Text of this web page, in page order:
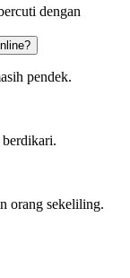
pendek.
berdikari.
orang sekeliling.